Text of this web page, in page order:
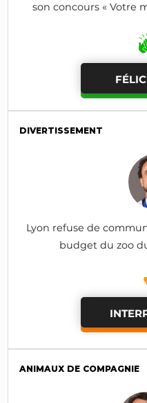
son concours « Votre
DIVERTISSEMENT
Lyon refuse de
budget du zoo
ANIMAUX DE COMPAGNIE